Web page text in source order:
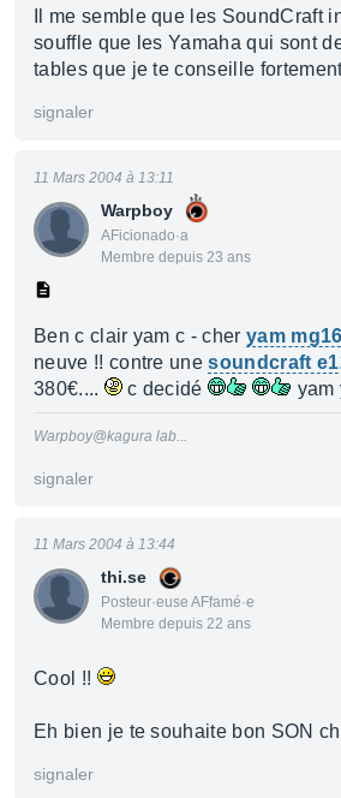
Il me semble que les SoundCraft
souffle que les Yamaha qui sont
tables que je te conseille
signaler
Warpboy
AFicionado·a
Membre depuis 23 ans
11 Mars 2004 à 13:11
Ben c clair yam c - cher yam
neuve !! contre unesoundcraft
380€....
c decidé yam
Warpboy@kagura lab...
signaler
thi.se
Posteur·euse AFfamé·e
Membre depuis 22 ans
11 Mars 2004 à 13:44
Cool !!
Eh bien je te souhaite bon SON
signaler